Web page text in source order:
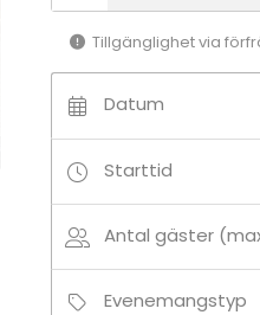
Tillgänglighet via
Datum
Starttid
Antal gäster
Evenemangstyp